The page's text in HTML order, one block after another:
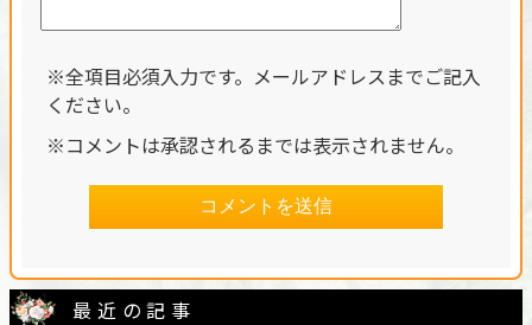
※全項目必須入力です。メールアドレスまでご記入
ください。
※コメントは承認されるまでは表示されません。
最近の記事